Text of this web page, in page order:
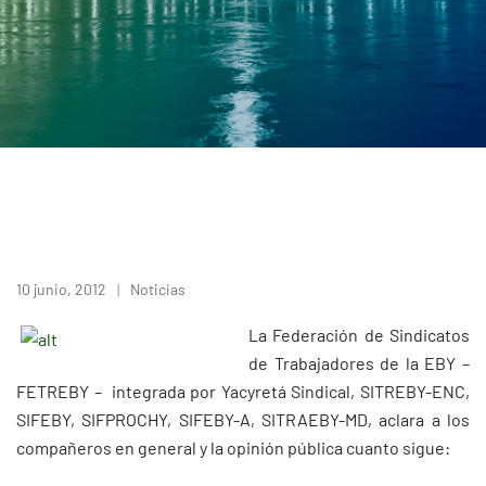
10 junio, 2012 Noticias
La Federación de Sindicatos
de Trabajadores de la EBY –
FETREBY – integrada por Yacyretá Sindical, SITREBY-ENC,
SIFEBY, SIFPROCHY, SIFEBY-A, SITRAEBY-MD, aclara a los
compañeros en general y la opinión pública cuanto sigue: